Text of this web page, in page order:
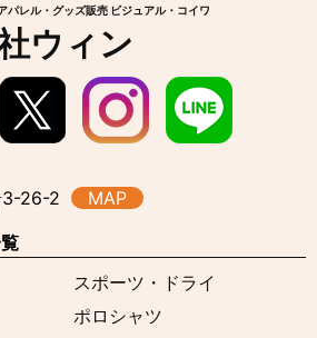
パレル・グッズ販売 ビジュアル・コイワ
ウィン
3-26-2
MAP
スポーツ・ドライ
ポロシャツ